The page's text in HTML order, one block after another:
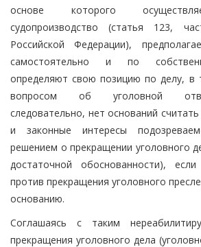
основе которого
судопроизводство (статья 123,
Российской Федерации),
самостоятельно и по
определяют свою позицию по делу, в
вопросом об уголовной
следовательно, нет оснований
и законные интересы
решением о прекращении уголовного
достаточной обоснованности),
против прекращения уголовного
основанию.
Соглашаясь с таким
прекращения уголовного дела